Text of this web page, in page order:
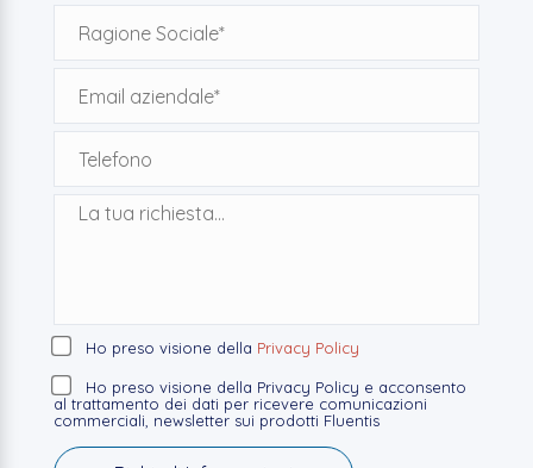
Ho preso visione della Privacy Policy
Ho preso visione della Privacy Policy e acconsento
al trattamento dei dati per ricevere comunicazioni
commerciali, newsletter sui prodotti Fluentis